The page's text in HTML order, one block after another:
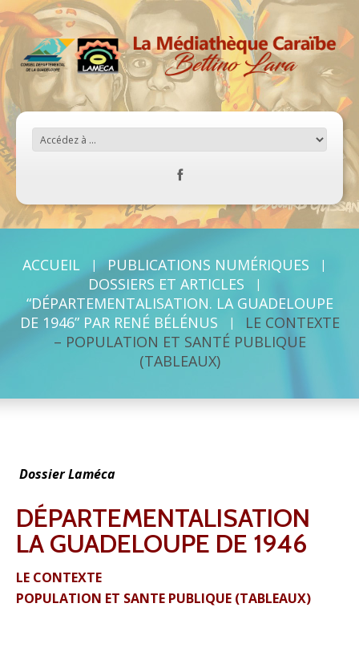
ACCUEIL
PUBLICATIONS NUMÉRIQUES
DOSSIERS ET ARTICLES
“DÉPARTEMENTALISATION. LA GUADELOUPE
DE 1946” PAR RENÉ BÉLÉNUS
LE CONTEXTE
– POPULATION ET SANTÉ PUBLIQUE
(TABLEAUX)
Dossier Laméca
DÉPARTEMENTALISATION
LA GUADELOUPE DE 1946
LE CONTEXTE
POPULATION ET SANTE PUBLIQUE (TABLEAUX)